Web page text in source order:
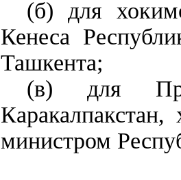
(б) для
Кенеса
Ташкента;
(в) для
министром